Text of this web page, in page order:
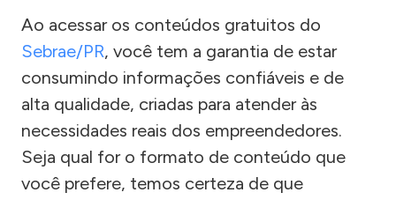
Ao acessar os conteúdos gratuitos do
Sebrae/PR, você tem a garantia de estar
consumindo informações confiáveis e de
alta qualidade, criadas para atender às
necessidades reais dos empreendedores.
Seja qual for o formato de conteúdo que
você prefere, temos certeza de que